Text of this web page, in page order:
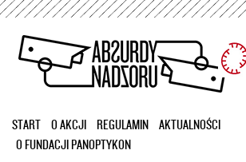
Przejdź
treści
START O AKCJI REGULAMIN
AKTUALNOŚCI
O FUNDACJI PANOPTYKON